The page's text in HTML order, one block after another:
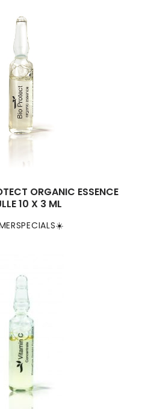
ORGANIC ESSENCE
10 X 3 ML